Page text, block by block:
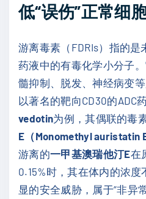
低“误伤”正常细
游离毒素（FDRIs）指的是
药液中的有毒化学小分子
髓抑制、脱发、神经病变等
以著名的靶向CD30的ADC
vedotin为例，其偶联的毒
E（Monomethyl auristatin E
游离的一甲基澳瑞他汀E在
0.15%时，其在体内的浓
显的安全威胁，属于“非异